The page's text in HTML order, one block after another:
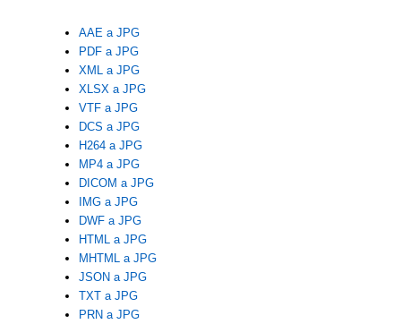
AAE a JPG
PDF a JPG
XML a JPG
XLSX a JPG
VTF a JPG
DCS a JPG
H264 a JPG
MP4 a JPG
DICOM a JPG
IMG a JPG
DWF a JPG
HTML a JPG
MHTML a JPG
JSON a JPG
TXT a JPG
PRN a JPG